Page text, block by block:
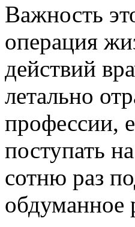
Важность
операция
действий
летально
профессии,
поступать
сотню раз
обдуманное